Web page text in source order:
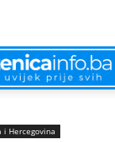
i Hercegovina